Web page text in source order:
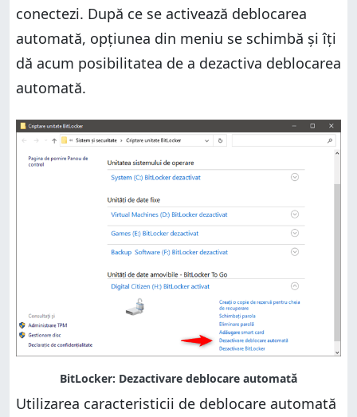
conectezi. După ce se activează deblocarea
automată, opțiunea din meniu se schimbă și îți
dă acum posibilitatea de a dezactiva deblocarea
automată.
Utilizarea caracteristicii de deblocare automată